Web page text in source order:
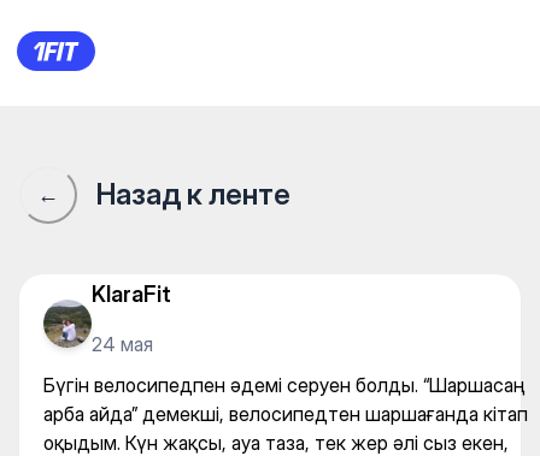
Центр по аренде
← Назад к ленте
KlaraFit
24 мая
Бүгін велосипедпен әдемі серуен болды. “Шаршасаң
арба айда” демекші, велосипедтен шаршағанда кітап
оқыдым. Күн жақсы, ауа таза, тек жер әлі сыз екен,